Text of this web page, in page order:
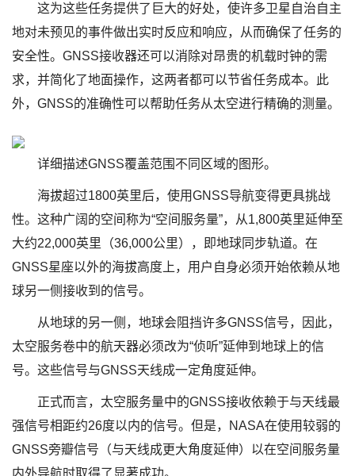
这为这些任务提供了巨大的好处，使许多卫星自治自主
地对未预见的事件做出实时反应和响应，从而确保了任务的
安全性。GNSS接收器还可以消除对昂贵的机载时钟的需
求，并简化了地面操作，这两者都可以节省任务成本。此
外，GNSS的准确性可以帮助任务从太空进行精确的测量。
详细描述GNSS覆盖范围不同区域的图形。
海拔超过1800英里后，使用GNSS导航变得更具挑战
性。这种广阔的空间称为“空间服务量”，从1,800英里延伸至
大约22,000英里（36,000公里），即地球同步轨道。在
GNSS星座以外的海拔高度上，用户自身必须开始依赖从地
球另一侧接收到的信号。
从地球的另一侧，地球会阻挡许多GNSS信号，因此，
太空服务卷中的航天器必须改为“侦听”延伸到地球上的信
号。这些信号与GNSS天线成一定角度延伸。
正式而言，太空服务量中的GNSS接收依赖于与天线最
强信号相距约26度以内的信号。但是，NASA在使用较弱的
GNSS旁瓣信号（与天线成更大角度延伸）以在空间服务量
内外导航时取得了显著成功。